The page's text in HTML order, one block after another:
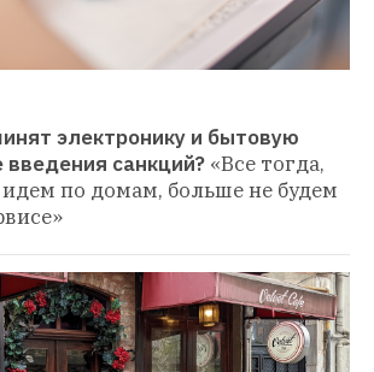
электронику и бытовую
введения санкций? «Все тогда,
по домам, больше не будем